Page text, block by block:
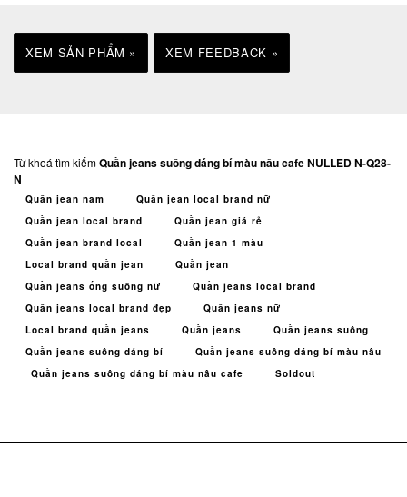
XEM SẢN PHẨM » XEM FEEDBACK »
Từ khoá tìm kiếmQuần jeans suông dáng bí màu nâu cafe NULLED N-Q28-
N
Quần jean nam
Quần jean local brand nữ
Quần jean local brand
Quần jean giá rẻ
Quần jean brand local
Quần jean 1 màu
Local brand quần jean
Quần jean
Quần jeans ống suông nữ
Quần jeans local brand
Quần jeans local brand đẹp
Quần jeans nữ
Local brand quần jeans
Quần jeans
Quần jeans suông
Quần jeans suông dáng bí
Quần jeans suông dáng bí màu nâu
Quần jeans suông dáng bí màu nâu cafe
Soldout